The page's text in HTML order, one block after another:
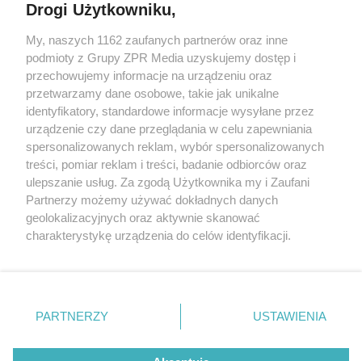
Żaden utwór zamieszczony w serwisie nie może być powielany i
rozpowszechniany lub dalej rozpowszechniany w jakikolwiek sposób
(w tym także elektroniczny lub mechaniczny) na jakimkolwiek polu
eksploatacji w jakiejkolwiek formie, włącznie z umieszczaniem w
Internecie bez pisemnej zgody właściciela praw. Jakiekolwiek użycie
lub wykorzystanie utworów w całości lub w części z naruszeniem
prawa, tzn. bez właściwej zgody, jest zabronione pod groźbą kary i
może być ścigane prawnie.
O nas
Drogi Użytkowniku,
My, naszych 1162 zaufanych partnerów oraz inne
podmioty z Grupy ZPR Media uzyskujemy dostęp i
przechowujemy informacje na urządzeniu oraz
przetwarzamy dane osobowe, takie jak unikalne
identyfikatory, standardowe informacje wysyłane przez
urządzenie czy dane przeglądania w celu zapewniania
spersonalizowanych reklam, wybór spersonalizowanych
treści, pomiar reklam i treści, badanie odbiorców oraz
ulepszanie usług. Za zgodą Użytkownika my i Zaufani
Partnerzy możemy używać dokładnych danych
geolokalizacyjnych oraz aktywnie skanować
charakterystykę urządzenia do celów identyfikacji.
zmienić/wycofać klikając przycisk ustawień prywatności
znajdujący się w lewym dolnym rogu strony
rodzaje przetwarzania danych nie wymagają zgody
PARTNERZY USTAWIENIA